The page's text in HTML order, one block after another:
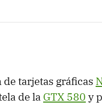
tarjetas gráficas
de la GTX 580 y